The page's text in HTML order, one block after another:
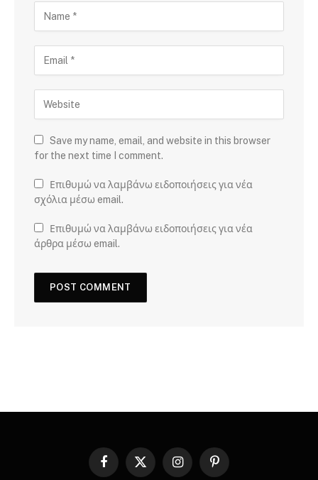
Save my name, email, and website in this browser
for the next time I comment.
Επιθυμώ να λαμβάνω ειδοποιήσεις για νέα
σχόλια μέσω email.
Επιθυμώ να λαμβάνω ειδοποιήσεις για νέα
άρθρα μέσω email.
Facebook
X
InstagramPinterest